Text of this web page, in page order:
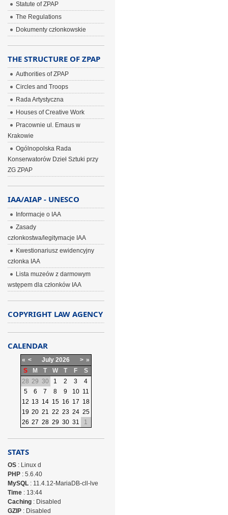
Statute of ZPAP
The Regulations
Dokumenty członkowskie
THE STRUCTURE OF ZPAP
Authorities of ZPAP
Circles and Troops
Rada Artystyczna
Houses of Creative Work
Pracownie ul. Emaus w
Krakowie
Ogólnopolska Rada
Konserwatorów Dzieł Sztuki przy
ZG ZPAP
IAA/AIAP - UNESCO
Informacje o IAA
Zasady
członkostwa/legitymacje IAA
Kwestionariusz ewidencyjny
członka IAA
Lista muzeów z darmowym
wstępem dla członków IAA
COPYRIGHT LAW AGENCY
CALENDAR
« < July 2026 > »
S
M T W T F
S
28 29 30 1 2 3
4
5
6 7 8 9 10 11
12 13 14 15 16 17 18
19 20 21 22 23 24 25
26 27 28 29 30 31 1
STATS
OS: Linux d
PHP: 5.6.40
MySQL: 11.4.12-MariaDB-cll-lve
Time: 13:44
Caching: Disabled
GZIP: Disabled